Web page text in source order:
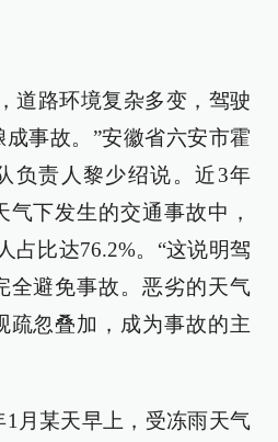
道路环境复杂多变，驾驶
事故。”安徽省六安市霍
负责人黎少绍说。近3年
下发生的交通事故中，
占比达76.2%。“这说明驾
全避免事故。恶劣的天气
疏忽叠加，成为事故的主
1月某天早上，受冻雨天气